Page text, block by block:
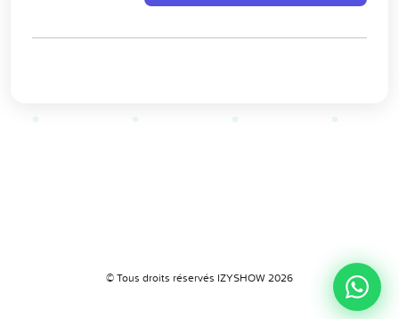
© Tous droits réservés IZYSHOW 2026